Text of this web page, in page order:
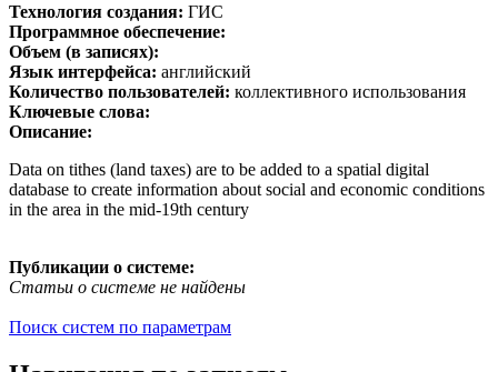
Технология создания: ГИС
Программное обеспечение:
Объем (в записях):
Язык интерфейса: английский
Количество пользователей: коллективного использования
Ключевые слова:
Описание:
Data on tithes (land taxes) are to be added to a spatial digital
database to create information about social and economic conditions
in the area in the mid-19th century
Публикации о системе:
Статьи о системе не найдены
Поиск систем по параметрам